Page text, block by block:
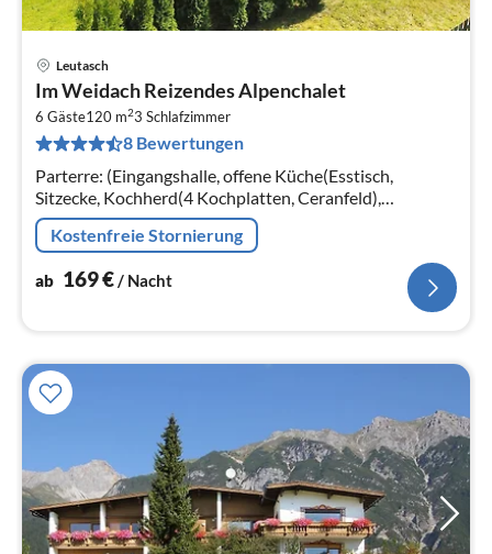
Leutasch
Im Weidach Reizendes Alpenchalet
6 Gäste120 m23 Schlafzimmer
8 Bewertungen
Parterre: (Eingangshalle, offene Küche(Esstisch,
Sitzecke, Kochherd(4 Kochplatten, Ceranfeld),
Kaffeemaschine, Backofen, Spülmaschine, Kühlschrank)
Kostenfreie Stornierung
ab 169€/ Nacht